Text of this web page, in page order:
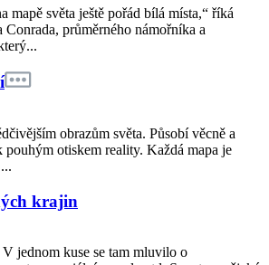
mapě světa ještě pořád bílá místa,“ říká
Conrada, průměrného námořníka a
obrazům světa. Působí věcně a
pouhým otiskem reality. Každá mapa je
krajin
jednom kuse se tam mluvilo o